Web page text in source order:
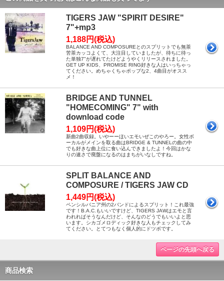
TIGERS JAW "SPIRIT DESIRE"
7"+mp3
1,188円(税込)
BALANCE AND COMPOSUREとのスプリットでも無茶
苦茶カッコよくて、大注目していましたが、待ちに待っ
た単独7"が遅れてたけどようやくリリースされました。
GET UP KIDS、PROMISE RING好きな人はいっちゃっ
てください。めちゃくちゃポップな2、4曲目がオスス
メ！
BRIDGE AND TUNNEL
"HOMECOMING" 7" with
download code
1,109円(税込)
新曲2曲収録。いやーーほいエモいぜこのやろー。女性ボ
ーカルがメインを取る曲はBRIDGE & TUNNELの曲の中
でも好きな曲上位に食い込んできましたよ！今回はかな
りの速さで廃盤になるのはまちがいなしですね。
SPLIT BALANCE AND
COMPOSURE / TIGERS JAW CD
1,449円(税込)
ペンシルバニア州の2バンドによるスプリット！これ最強
です！B.A.C.もいいですけど、TIGERS JAWはエモと言
われればそうなんだけど、そんなのどうでもいいよと思
います。シカゴメロディック好きな人もチェックしてみ
てください。とてつもなく個人的にドツボです。
ページの先頭へ戻る
商品検索